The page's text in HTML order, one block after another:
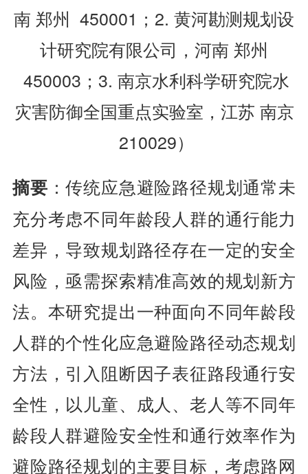
南 郑州 450001；2. 黄河勘测规划设
计研究院有限公司，河南 郑州
450003；3. 南京水利科学研究院水
灾害防御全国重点实验室，江苏 南京
210029）
摘要 ：传统应急避险路径规划通常未
充分考虑不同年龄段人群的通行能力
差异，导致规划路径存在一定的安全
风险，亟需探索精准高效的规划新方
法。本研究提出一种面向不同年龄段
人群的个性化应急避险路径动态规划
方法，引入阻断因子表征路段通行安
全性，以儿童、成人、老人等不同年
龄段人群避险安全性和通行效率作为
避险路径规划的主要目标，考虑路网